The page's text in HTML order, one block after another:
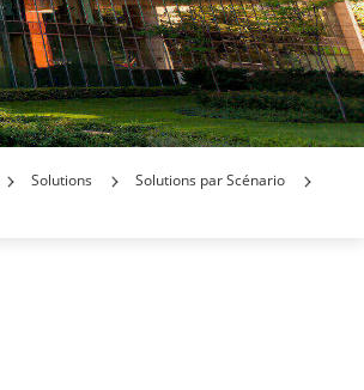
Solutions Solutions par Scénario